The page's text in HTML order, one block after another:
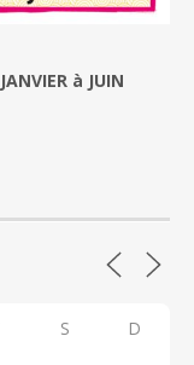
JANVIER à JUIN
S D